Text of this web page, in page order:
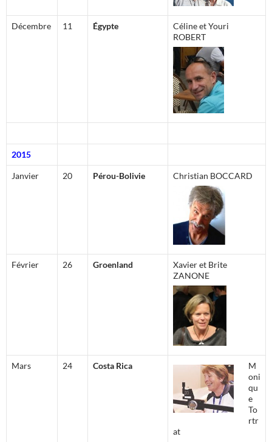
Décembre 11 Égypte
Céline et Youri
ROBERT
2015
Janvier 20 Pérou-Bolivie Christian BOCCARD
Février 26 Groenland
Xavier et Brite
ZANONE
Mars 24 Costa Rica
M
oni
qu
e
To
rtr
at